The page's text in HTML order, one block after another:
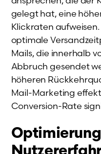
gelegt hat, eine
Klickraten
optimale
Mails, die innerhalb
Abbruch gesendet
höheren
Mail-Marketing
Conversion-Rate